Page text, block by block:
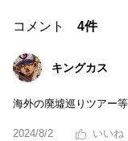
コメント 4件
キングカス
海外の廃墟巡りツアー
2024/8/2